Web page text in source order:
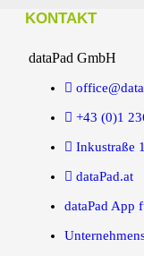
KONTAKT
dataPad GmbH
+43 (0)1
Inkustraße
dataPad.at
dataPad App